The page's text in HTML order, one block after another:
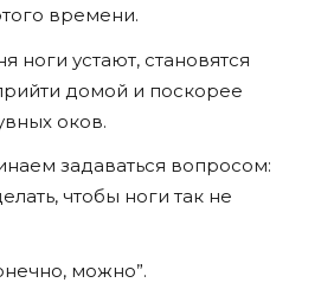
времени.
ноги устают, становятся
домой и поскорее
оков.
задаваться вопросом:
чтобы ноги так не
можно”.